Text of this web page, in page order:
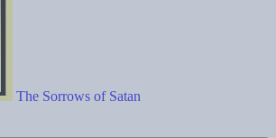
The Sorrows of Satan